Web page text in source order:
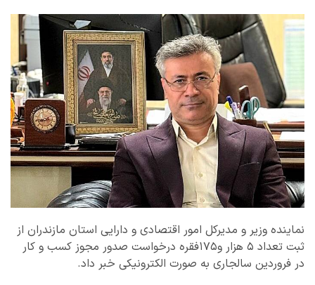
نماینده وزیر و مدیرکل امور اقتصادی و دارایی استان مازندران از
ثبت تعداد ۵ هزار و۱۷۵فقره درخواست صدور مجوز کسب و کار
در فروردین سالجاری به صورت الکترونیکی خبر داد.